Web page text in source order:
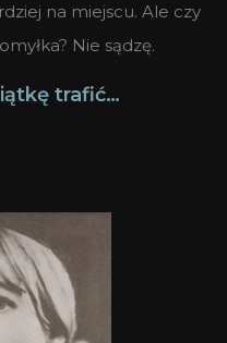
na miejscu. Ale czy
Nie sądzę.
trafić…